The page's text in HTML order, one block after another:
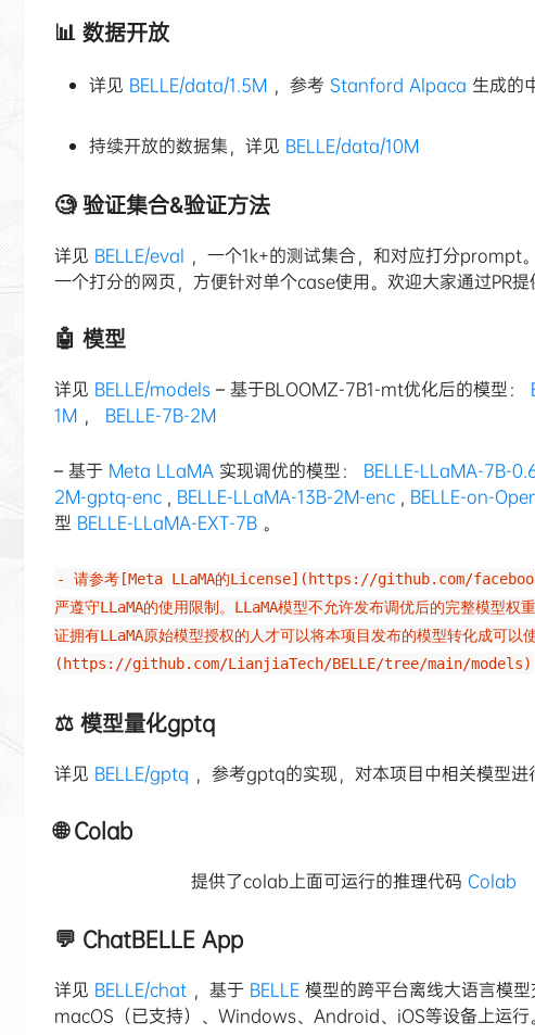
📊 数据开放
详见 BELLE/data/1.5M ，参考 Stanford Alpaca 生成的
持续开放的数据集，详见 BELLE/data/10M
🧐 验证集合&验证方法
详见 BELLE/eval ，一个1k+的测试集合，和对应打分prompt
一个打分的网页，方便针对单个case使用。欢迎大家通过PR提
🤖 模型
详见 BELLE/models – 基于BLOOMZ-7B1-mt优化后的模型：
1M ， BELLE-7B-2M
– 基于 Meta LLaMA 实现调优的模型： BELLE-LLaMA-7B-
2M-gptq-enc , BELLE-LLaMA-13B-2M-enc , BELLE-on-
型 BELLE-LLaMA-EXT-7B 。
- 请参考[Meta LLaMA的License](https://github.com/
严遵守LLaMA的使用限制。LLaMA模型不允许发布调优后的完整模型
证拥有LLaMA原始模型授权的人才可以将本项目发布的模型转化成可
(https://github.com/LianjiaTech/BELLE/tree/main/models)
⚖️ 模型量化gptq
详见 BELLE/gptq ，参考gptq的实现，对本项目中相关模型进
🌐 Colab
提供了colab上面可运行的推理代码 Colab
💬 ChatBELLE App
详见 BELLE/chat ，基于 BELLE 模型的跨平台离线大语言模
macOS（已支持）、Windows、Android、iOS等设备上运行。